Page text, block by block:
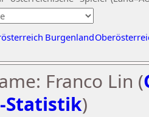
Burgenland
Franco Lin (
Statistik)